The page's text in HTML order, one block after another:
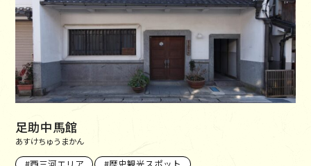
足助中馬館
あすけちゅうまかん